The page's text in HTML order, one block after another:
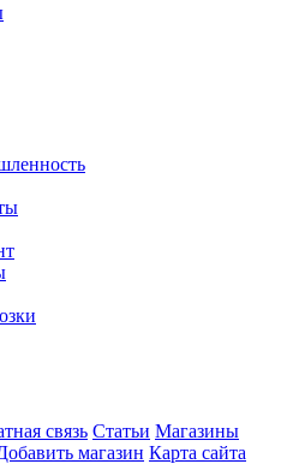
связь Статьи Магазины
магазин Карта сайта